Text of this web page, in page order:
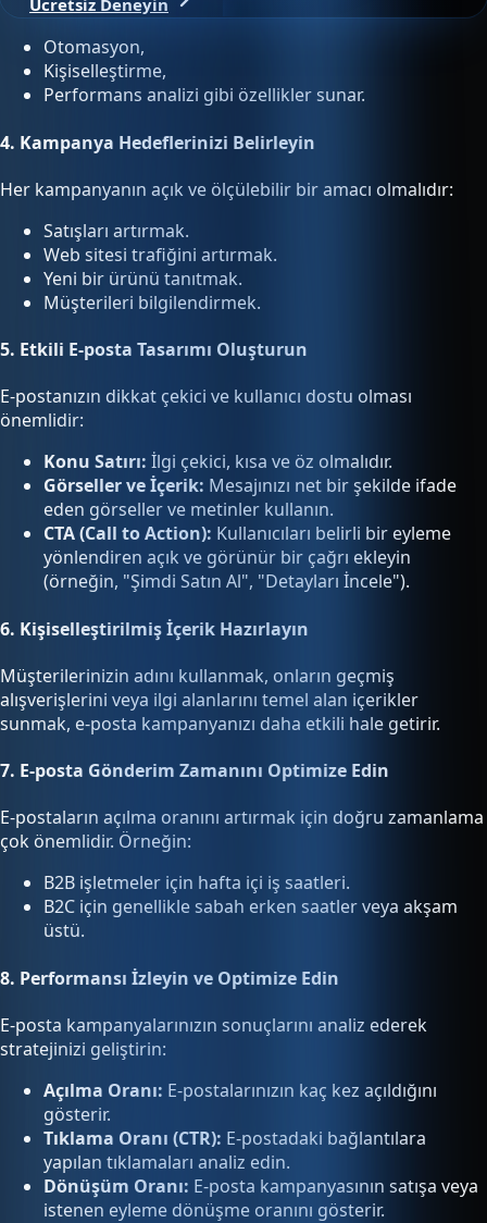
Ücretsiz Deneyin
Otomasyon,
Kişiselleştirme,
Performans analizi gibi özellikler sunar.
4. Kampanya Hedeflerinizi Belirleyin
Her kampanyanın açık ve ölçülebilir bir amacı olmalıdır:
Satışları artırmak.
Web sitesi trafiğini artırmak.
Yeni bir ürünü tanıtmak.
Müşterileri bilgilendirmek.
5. Etkili E-posta Tasarımı Oluşturun
E-postanızın dikkat çekici ve kullanıcı dostu olması
önemlidir:
Konu Satırı: İlgi çekici, kısa ve öz olmalıdır.
Görseller ve İçerik: Mesajınızı net bir şekilde ifade
eden görseller ve metinler kullanın.
CTA (Call to Action): Kullanıcıları belirli bir eyleme
yönlendiren açık ve görünür bir çağrı ekleyin
(örneğin, "Şimdi Satın Al", "Detayları İncele").
6. Kişiselleştirilmiş İçerik Hazırlayın
Müşterilerinizin adını kullanmak, onların geçmiş
alışverişlerini veya ilgi alanlarını temel alan içerikler
sunmak, e-posta kampanyanızı daha etkili hale getirir.
7. E-posta Gönderim Zamanını Optimize Edin
E-postaların açılma oranını artırmak için doğru zamanlama
çok önemlidir. Örneğin:
B2B işletmeler için hafta içi iş saatleri.
B2C için genellikle sabah erken saatler veya akşam
üstü.
8. Performansı İzleyin ve Optimize Edin
E-posta kampanyalarınızın sonuçlarını analiz ederek
stratejinizi geliştirin:
Açılma Oranı: E-postalarınızın kaç kez açıldığını
gösterir.
Tıklama Oranı (CTR): E-postadaki bağlantılara
yapılan tıklamaları analiz edin.
Dönüşüm Oranı: E-posta kampanyasının satışa veya
istenen eyleme dönüşme oranını gösterir.